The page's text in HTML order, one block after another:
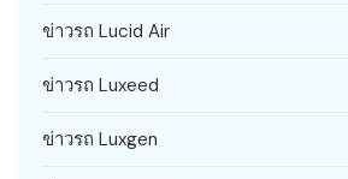
ข่าวรถ Lucid Air
ข่าวรถ Luxeed
ข่าวรถ Luxgen